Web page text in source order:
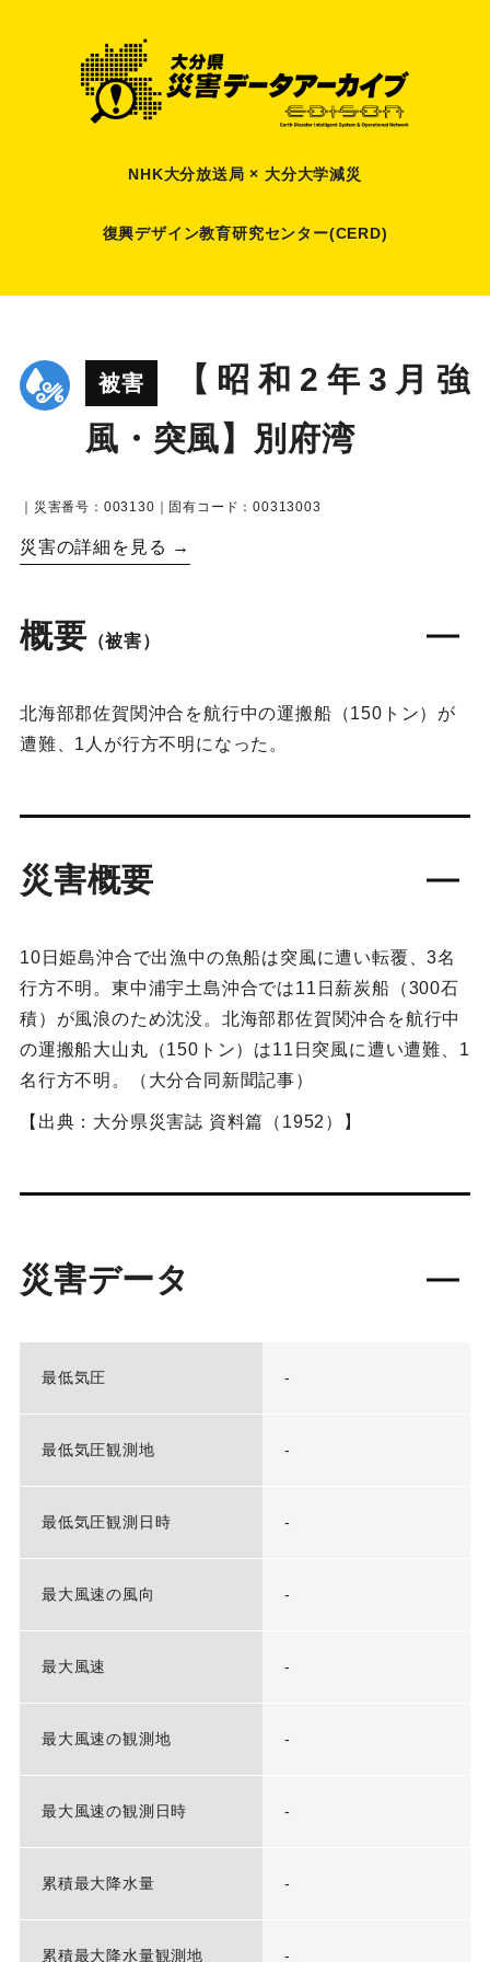
NHK大分放送局 × 大分大学減災
復興デザイン教育研究センター(CERD)
被害
【昭和2年3月強
風・突風】別府湾
｜災害番号：003130｜固有コード：00313003
災害の詳細を見る →
概要 （被害）
北海部郡佐賀関沖合を航行中の運搬船（150トン）が
遭難、1人が行方不明になった。
災害概要
10日姫島沖合で出漁中の魚船は突風に遭い転覆、3名
行方不明。東中浦宇土島沖合では11日薪炭船（300石
積）が風浪のため沈没。北海部郡佐賀関沖合を航行中
の運搬船大山丸（150トン）は11日突風に遭い遭難、1
名行方不明。（大分合同新聞記事）
【出典：大分県災害誌 資料篇（1952）】
災害データ
最低気圧 -
最低気圧観測地 -
最低気圧観測日時 -
最大風速の風向 -
最大風速 -
最大風速の観測地 -
最大風速の観測日時 -
累積最大降水量 -
累積最大降水量観測地 -